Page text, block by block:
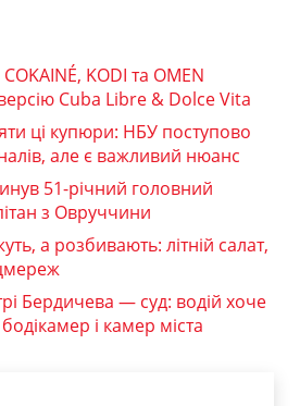
KODI та OMEN
Cuba Libre & Dolce Vita
ці купюри: НБУ поступово
але є важливий нюанс
51-річний головний
з Овруччини
а розбивають: літній салат,
Бердичева — суд: водій хоче
і камер міста